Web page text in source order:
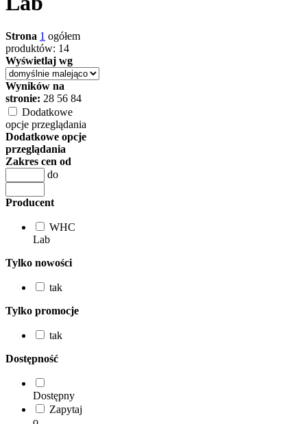
Strona 1 ogółem
produktów: 14
Wyświetlaj wg
Wyników na
stronie: 28 56 84
Dodatkowe
opcje przeglądania
Dodatkowe opcje
przeglądania
Zakres cen od
do
Producent
WHC
Lab
Tylko nowości
tak
Tylko promocje
tak
Dostępność
Dostępny
Zapytaj